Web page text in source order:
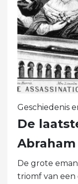
Geschiedenis
De
De grote
triomf van een